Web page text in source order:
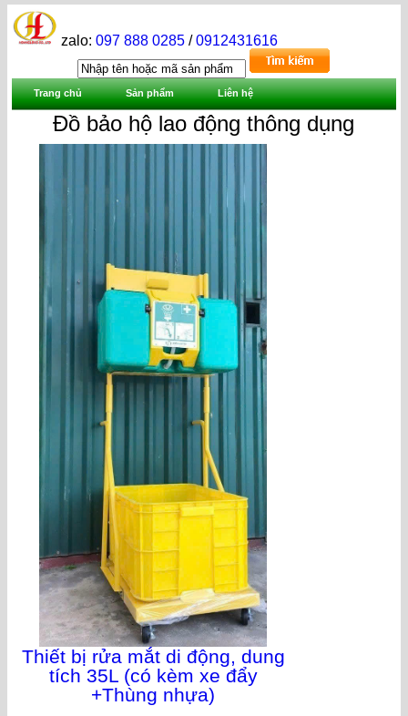
zalo:097 888 0285 /0912431616
Trang chủ Sản phẩm Liên hệ
Đồ bảo hộ lao động thông dụng
Thiết bị rửa mắt di động, dung
tích 35L (có kèm xe đẩy
+Thùng nhựa)